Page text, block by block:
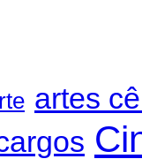
artes